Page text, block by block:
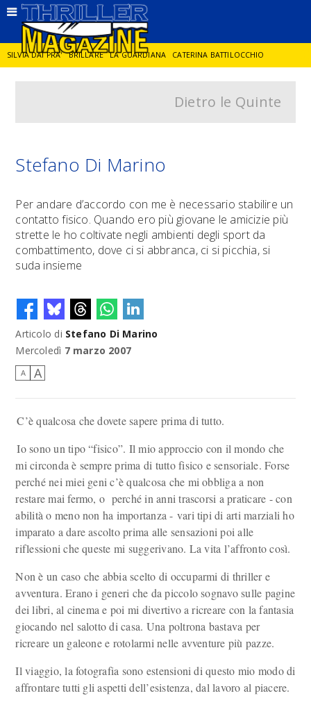
SILVIA DAI PRA' BRILLARE LA GUARDIANA CATERINA BATTILOCCHIO
GIANCARLO DE CATALDO
Dietro le Quinte
Stefano Di Marino
Per andare d’accordo con me è necessario stabilire un
contatto fisico. Quando ero più giovane le amicizie più
strette le ho coltivate negli ambienti degli sport da
combattimento, dove ci si abbranca, ci si picchia, si
suda insieme
Articolo di Stefano Di Marino
Mercoledì 7 marzo 2007
A A
C’è qualcosa che dovete sapere prima di tutto.
Io sono un tipo “fisico”. Il mio approccio con il mondo che
mi circonda è sempre prima di tutto fisico e sensoriale. Forse
perché nei miei geni c’è qualcosa che mi obbliga a non
restare mai fermo, o perché in anni trascorsi a praticare - con
abilità o meno non ha importanza - vari tipi di arti marziali ho
imparato a dare ascolto prima alle sensazioni poi alle
riflessioni che queste mi suggerivano. La vita l’affronto così.
Non è un caso che abbia scelto di occuparmi di thriller e
avventura. Erano i generi che da piccolo sognavo sulle pagine
dei libri, al cinema e poi mi divertivo a ricreare con la fantasia
giocando nel salotto di casa. Una poltrona bastava per
ricreare un galeone e rotolarmi nelle avventure più pazze.
Il viaggio, la fotografia sono estensioni di questo mio modo di
affrontare tutti gli aspetti dell’esistenza, dal lavoro al piacere.